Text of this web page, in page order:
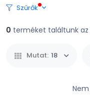
Szűrők
0 terméket találtunk az
Mutat: 18